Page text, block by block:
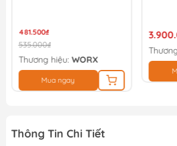
481.500₫
535.000₫
Thương hiệu: WORX
Mua ngay
Thông Tin Chi Tiết